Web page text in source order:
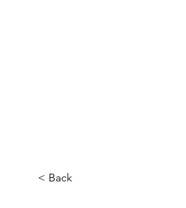
< Back